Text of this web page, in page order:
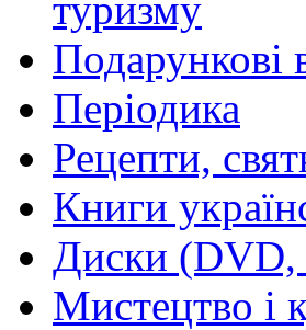
Подарункові
Періодика
Рецепти,
Книги
Диски (DVD,
Мистецтво і